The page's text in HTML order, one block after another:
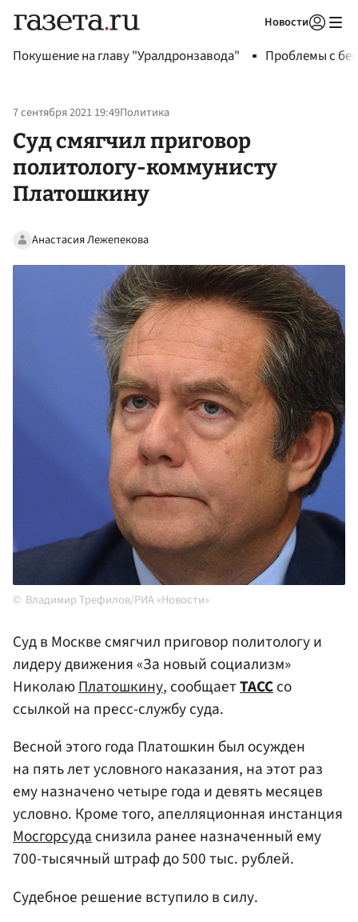
Новости
Покушение на главу "Уралдронзавода" Проблемы с
7 сентября 2021 19:49Политика
Суд смягчил приговор
политологу-коммунисту
Платошкину
Анастасия Лежепекова
Владимир Трефилов/РИА «Новости»
Суд в Москве смягчил приговор политологу и
лидеру движения «За новый социализм»
НиколаюПлатошкину, сообщаетТАССсо
ссылкой на пресс-службу суда.
Весной этого года Платошкин был осужден
на пять лет условного наказания, на этот раз
ему назначено четыре года и девять месяцев
условно. Кроме того, апелляционная инстанция
Мосгорсудаснизила ранее назначенный ему
700-тысячный штраф до 500 тыс. рублей.
Судебное решение вступило в силу.